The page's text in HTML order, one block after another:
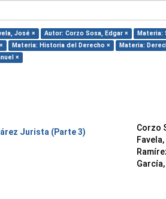
José × Autor: Corzo Sosa, Edgar × Materia:
Materia: Historia del Derecho × Materia:
×
Jurista (Parte 3) Corzo